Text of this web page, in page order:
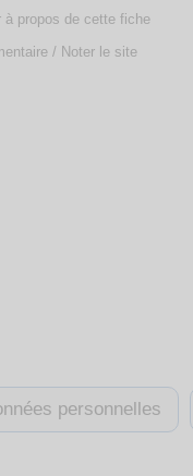
à propos de cette fiche
/ Noter le site
personnelles